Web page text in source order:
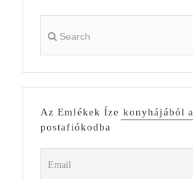
Az Emlékek Íze konyhájából a
postafiókodba